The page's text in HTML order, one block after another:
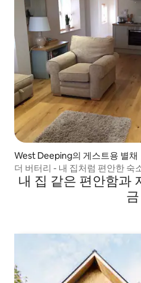
West Deeping의 게스트용 별채
더 버터리 - 내 집처럼 편안한 숙
내 집 같은 편안함과
금